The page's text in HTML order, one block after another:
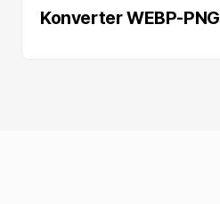
Konverter WEBP-PNG